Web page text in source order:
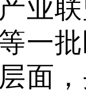
业
一
面